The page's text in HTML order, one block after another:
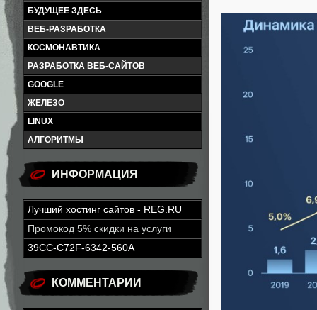
БУДУЩЕЕ ЗДЕСЬ
ВЕБ-РАЗРАБОТКА
КОСМОНАВТИКА
РАЗРАБОТКА ВЕБ-САЙТОВ
GOOGLE
ЖЕЛЕЗО
LINUX
АЛГОРИТМЫ
ИНФОРМАЦИЯ
Лучший хостинг сайтов - REG.RU
Промокод 5% скидки на услуги
39CC-C72F-6342-560A
КОММЕНТАРИИ